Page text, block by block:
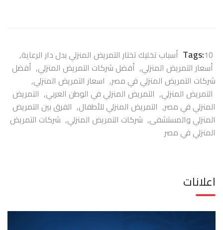
Tags:10 أسباب تخليك تختار التمريض المنزلي بدل دار الرعاية
,
أسعار التمريض المنزلي, أفضل شركات التمريض المنزلي, أفضل
شركات التمريض المنزلي في مصر, اسعار التمريض المنزلي,
التمريض المنزلي, التمريض المنزلي في الوطن العربي, التمريض
المنزلي في مصر, التمريض المنزلي للأطفال, الفرق بين التمريض
المنزلي والمستشفى, شركات التمريض المنزلي, شركات التمريض
المنزلي في مصر
اعلانات